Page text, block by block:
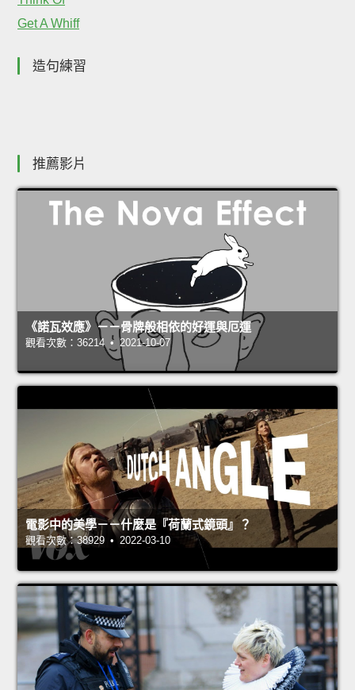
Get A Whiff
造句練習
推薦影片
《諾瓦效應》－－骨牌般相依的好運與厄運
觀看次數：36214 • 2021-10-07
電影中的美學－－什麼是『荷蘭式鏡頭』？
觀看次數：38929 • 2022-03-10